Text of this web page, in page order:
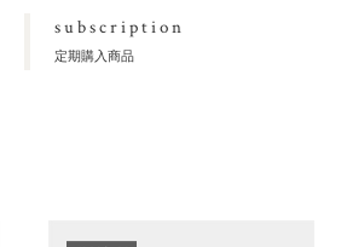
subscription
定期購入商品